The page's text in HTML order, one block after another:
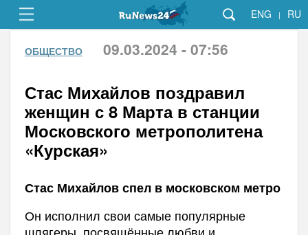
ENG | RU
ОБЩЕСТВО 09.03.2024 - 07:56
Стас Михайлов поздравил
женщин с 8 Марта в станции
Московского метрополитена
«Курская»
Стас Михайлов спел в московском метро
Он исполнил свои самые популярные